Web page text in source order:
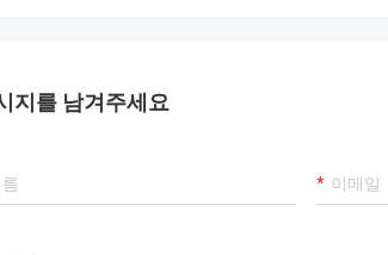
지를 남겨주세요